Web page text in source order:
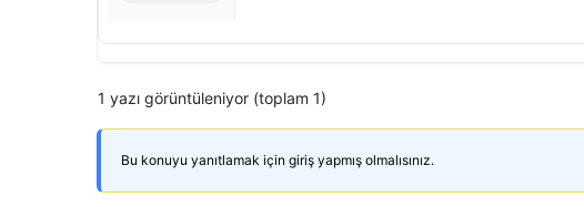
1 yazı görüntüleniyor (toplam 1)
Bu konuyu yanıtlamak için giriş yapmış olmalısınız.